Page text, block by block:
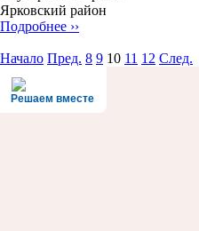
Ярковский район
Подробнее ››
Начало Пред. 8 9 10 11 12 След.
Решаем вместе